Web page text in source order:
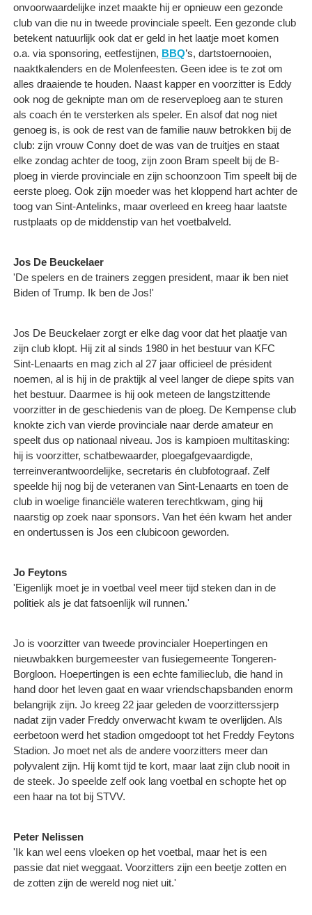
onvoorwaardelijke inzet maakte hij er opnieuw een gezonde
club van die nu in tweede provinciale speelt. Een gezonde club
betekent natuurlijk ook dat er geld in het laatje moet komen
o.a. via sponsoring, eetfestijnen, BBQ’s, dartstoernooien,
naaktkalenders en de Molenfeesten. Geen idee is te zot om
alles draaiende te houden. Naast kapper en voorzitter is Eddy
ook nog de geknipte man om de reserveploeg aan te sturen
als coach én te versterken als speler. En alsof dat nog niet
genoeg is, is ook de rest van de familie nauw betrokken bij de
club: zijn vrouw Conny doet de was van de truitjes en staat
elke zondag achter de toog, zijn zoon Bram speelt bij de B-
ploeg in vierde provinciale en zijn schoonzoon Tim speelt bij de
eerste ploeg. Ook zijn moeder was het kloppend hart achter de
toog van Sint-Antelinks, maar overleed en kreeg haar laatste
rustplaats op de middenstip van het voetbalveld.
Jos De Beuckelaer
'De spelers en de trainers zeggen president, maar ik ben niet
Biden of Trump. Ik ben de Jos!'
Jos De Beuckelaer zorgt er elke dag voor dat het plaatje van
zijn club klopt. Hij zit al sinds 1980 in het bestuur van KFC
Sint-Lenaarts en mag zich al 27 jaar officieel de président
noemen, al is hij in de praktijk al veel langer de diepe spits van
het bestuur. Daarmee is hij ook meteen de langstzittende
voorzitter in de geschiedenis van de ploeg. De Kempense club
knokte zich van vierde provinciale naar derde amateur en
speelt dus op nationaal niveau. Jos is kampioen multitasking:
hij is voorzitter, schatbewaarder, ploegafgevaardigde,
terreinverantwoordelijke, secretaris én clubfotograaf. Zelf
speelde hij nog bij de veteranen van Sint-Lenaarts en toen de
club in woelige financiële wateren terechtkwam, ging hij
naarstig op zoek naar sponsors. Van het één kwam het ander
en ondertussen is Jos een clubicoon geworden.
Jo Feytons
'Eigenlijk moet je in voetbal veel meer tijd steken dan in de
politiek als je dat fatsoenlijk wil runnen.'
Jo is voorzitter van tweede provincialer Hoepertingen en
nieuwbakken burgemeester van fusiegemeente Tongeren-
Borgloon. Hoepertingen is een echte familieclub, die hand in
hand door het leven gaat en waar vriendschapsbanden enorm
belangrijk zijn. Jo kreeg 22 jaar geleden de voorzitterssjerp
nadat zijn vader Freddy onverwacht kwam te overlijden. Als
eerbetoon werd het stadion omgedoopt tot het Freddy Feytons
Stadion. Jo moet net als de andere voorzitters meer dan
polyvalent zijn. Hij komt tijd te kort, maar laat zijn club nooit in
de steek. Jo speelde zelf ook lang voetbal en schopte het op
een haar na tot bij STVV.
Peter Nelissen
'Ik kan wel eens vloeken op het voetbal, maar het is een
passie dat niet weggaat. Voorzitters zijn een beetje zotten en
de zotten zijn de wereld nog niet uit.'